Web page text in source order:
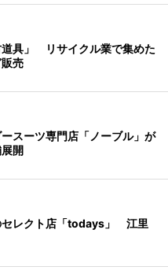
道具」 リサイクル業で集めた
売
スーツ専門店「ノーブル」が
開
セレクト店「todays」 江里